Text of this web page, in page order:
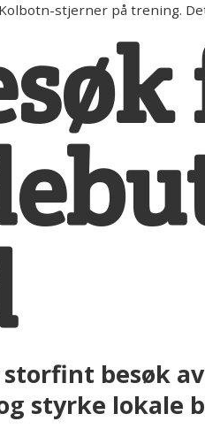
stjerner på trening.
besøk
styrke lokale